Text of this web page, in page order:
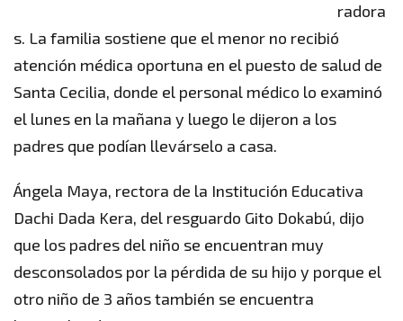
radora
s. La familia sostiene que el menor no recibió
atención médica oportuna en el puesto de salud de
Santa Cecilia, donde el personal médico lo examinó
el lunes en la mañana y luego le dijeron a los
padres que podían llevárselo a casa.
Ángela Maya, rectora de la Institución Educativa
Dachi Dada Kera, del resguardo Gito Dokabú, dijo
que los padres del niño se encuentran muy
desconsolados por la pérdida de su hijo y porque el
otro niño de 3 años también se encuentra